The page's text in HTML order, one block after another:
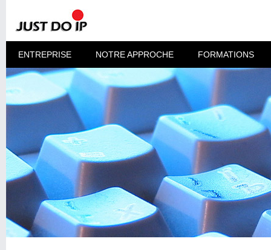
ENTREPRISE NOTRE APPROCHE FORMATIONS